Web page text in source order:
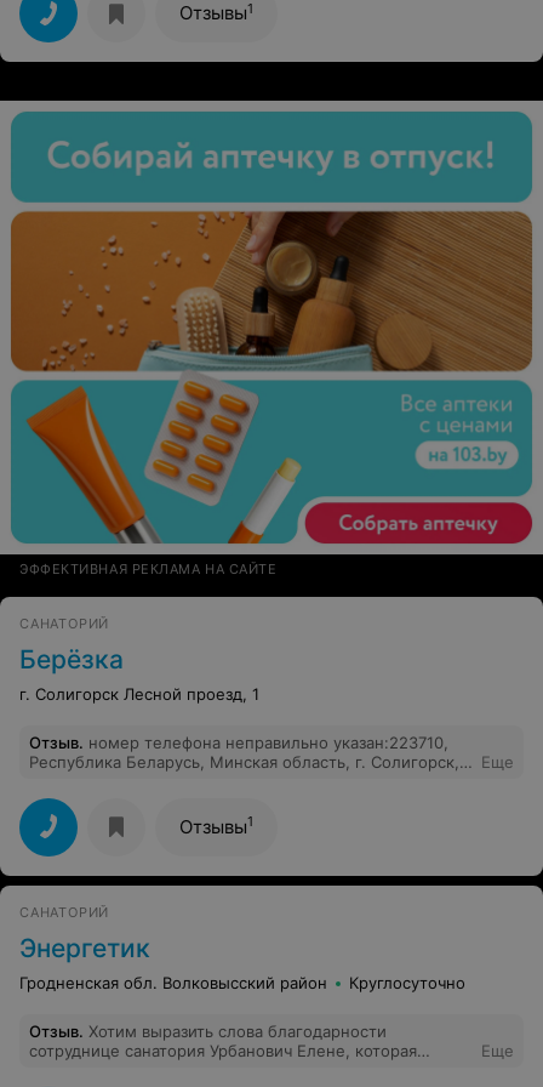
Отзывы1
ЭФФЕКТИВНАЯ РЕКЛАМА НА САЙТЕ
САНАТОРИЙ
Берёзка
г. Солигорск Лесной проезд, 1
Отзыв. номер телефона неправильно указан: 223710,
Республика Беларусь, Минская область, г. Солигорск,
Еще
Отзывы1
САНАТОРИЙ
Энергетик
Гродненская обл. Волковысский район Круглосуточно
Отзыв. Хотим выразить слова благодарности
сотруднице санатория Урбанович Елене, которая
Еще